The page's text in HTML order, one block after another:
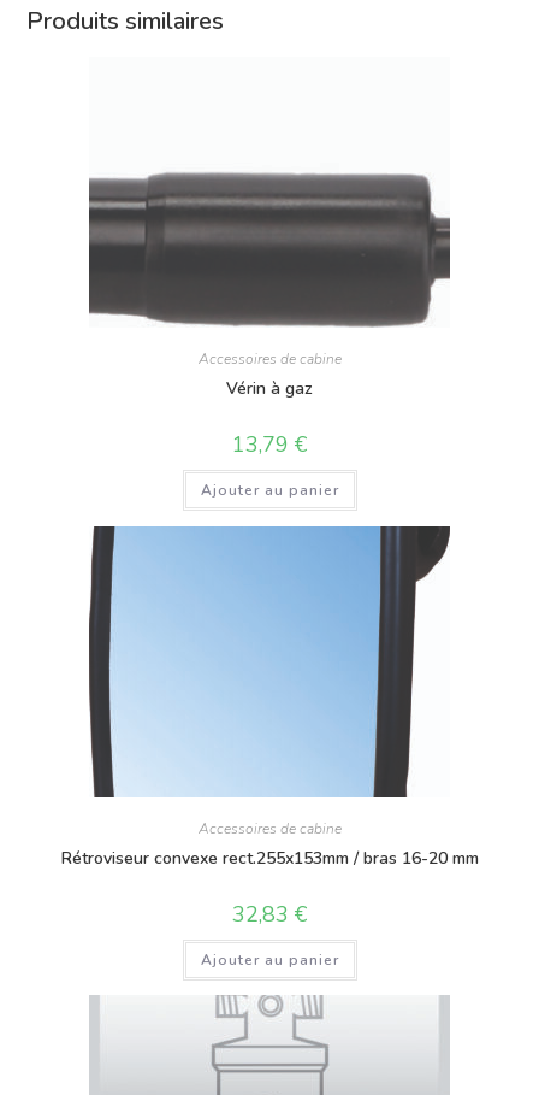
Produits similaires
Accessoires de cabine
Vérin à gaz
13,79 €
Ajouter au panier
Accessoires de cabine
Rétroviseur convexe rect.255x153mm / bras 16-20 mm
32,83 €
Ajouter au panier